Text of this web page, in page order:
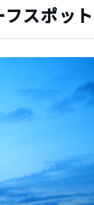
スポット